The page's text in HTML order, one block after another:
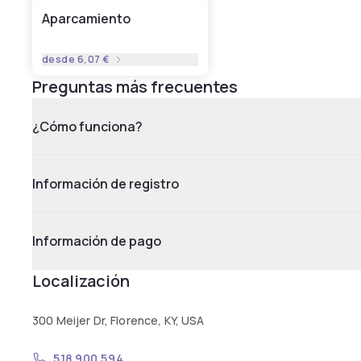
Aparcamiento
desde 6,07 €
Preguntas más frecuentes
¿Cómo funciona?
Información de registro
Información de pago
Localización
300 Meijer Dr, Florence, KY, USA